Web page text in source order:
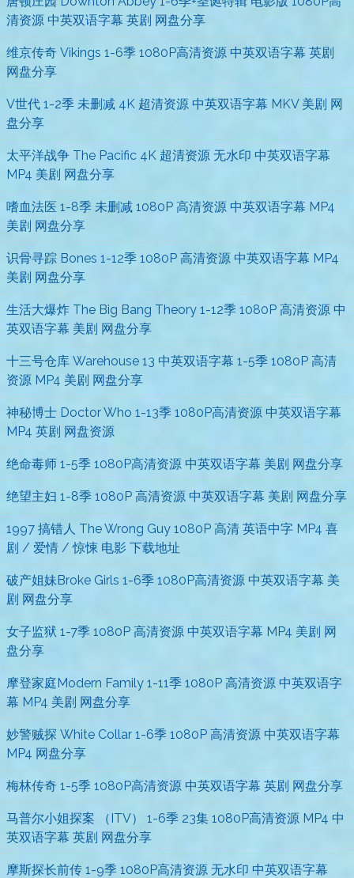
清资源 中英双语字幕 英剧 网盘分享
维京传奇 Vikings 1-6季 1080P高清资源 中英双语字幕 英剧
网盘分享
V世代 1-2季 未删减 4K 超清资源 中英双语字幕 MKV 美剧 网
盘分享
太平洋战争 The Pacific 4K 超清资源 无水印 中英双语字幕
MP4 美剧 网盘分享
嗜血法医 1-8季 未删减 1080P 高清资源 中英双语字幕 MP4
美剧 网盘分享
识骨寻踪 Bones 1-12季 1080P 高清资源 中英双语字幕 MP4
美剧 网盘分享
生活大爆炸 The Big Bang Theory 1-12季 1080P 高清资源 中
英双语字幕 美剧 网盘分享
十三号仓库 Warehouse 13 中英双语字幕 1-5季 1080P 高清
资源 MP4 美剧 网盘分享
神秘博士 Doctor Who 1-13季 1080P高清资源 中英双语字幕
MP4 英剧 网盘资源
绝命毒师 1-5季 1080P高清资源 中英双语字幕 美剧 网盘分享
绝望主妇 1-8季 1080P 高清资源 中英双语字幕 美剧 网盘分享
1997 搞错人 The Wrong Guy 1080P 高清 英语中字 MP4 喜
剧 / 爱情 / 惊悚 电影 下载地址
破产姐妹Broke Girls 1-6季 1080P高清资源 中英双语字幕 美
剧 网盘分享
女子监狱 1-7季 1080P 高清资源 中英双语字幕 MP4 美剧 网
盘分享
摩登家庭Modern Family 1-11季 1080P 高清资源 中英双语字
幕 MP4 美剧 网盘分享
妙警贼探 White Collar 1-6季 1080P 高清资源 中英双语字幕
MP4 网盘分享
梅林传奇 1-5季 1080P高清资源 中英双语字幕 英剧 网盘分享
马普尔小姐探案 （ITV） 1-6季 23集 1080P高清资源 MP4 中
英双语字幕 英剧 网盘分享
摩斯探长前传 1-9季 1080P高清资源 无水印 中英双语字幕